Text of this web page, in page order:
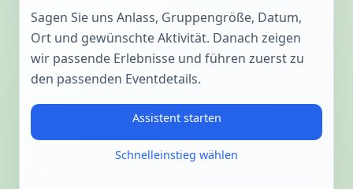
Sagen Sie uns Anlass, Gruppengröße, Datum,
Ort und gewünschte Aktivität. Danach zeigen
wir passende Erlebnisse und führen zuerst zu
den passenden Eventdetails.
Assistent starten
Schnelleinstieg wählen